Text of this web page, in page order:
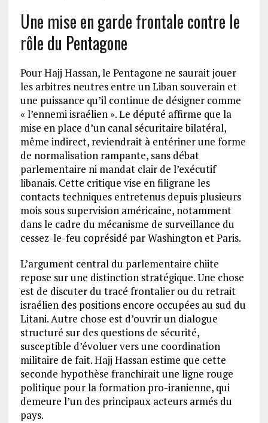
Une mise en garde frontale contre le
rôle du Pentagone
Pour Hajj Hassan, le Pentagone ne saurait jouer
les arbitres neutres entre un Liban souverain et
une puissance qu’il continue de désigner comme
« l’ennemi israélien ». Le député affirme que la
mise en place d’un canal sécuritaire bilatéral,
même indirect, reviendrait à entériner une forme
de normalisation rampante, sans débat
parlementaire ni mandat clair de l’exécutif
libanais. Cette critique vise en filigrane les
contacts techniques entretenus depuis plusieurs
mois sous supervision américaine, notamment
dans le cadre du mécanisme de surveillance du
cessez-le-feu coprésidé par Washington et Paris.
L’argument central du parlementaire chiite
repose sur une distinction stratégique. Une chose
est de discuter du tracé frontalier ou du retrait
israélien des positions encore occupées au sud du
Litani. Autre chose est d’ouvrir un dialogue
structuré sur des questions de sécurité,
susceptible d’évoluer vers une coordination
militaire de fait. Hajj Hassan estime que cette
seconde hypothèse franchirait une ligne rouge
politique pour la formation pro-iranienne, qui
demeure l’un des principaux acteurs armés du
pays.